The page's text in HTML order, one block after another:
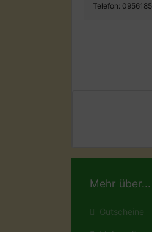
Telefon:
Mehr über...
Gutscheine